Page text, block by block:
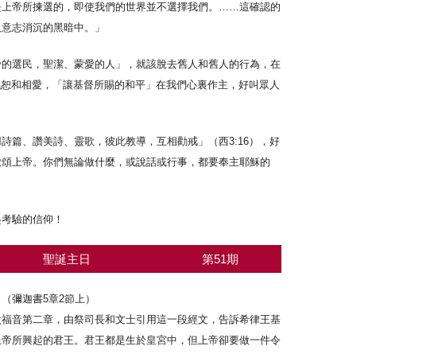
帝所揀選的，即使我們的世界並不選擇我們。……這確認的
志消沉的黑暗中。」
選民，聖潔、蒙愛的人」，就該脫去舊人和舊人的行為，在
和相愛，「讓基督所賜的和平」在我們心裏作主，好叫眾人
篇、讚美詩、靈歌，彼此教導，互相勸戒」（西3:16），好
上帝。你們無論做什麼，或說話或行事，都要奉主耶穌的
驗的信仰！
聖誕主日 第51期
彌迦書5章2節上）
音第二章，由祭司長和文士引用這一段經文，告訴希律王基
所興起的君王。君王都是生於皇宮中，但上帝卻要做一件令